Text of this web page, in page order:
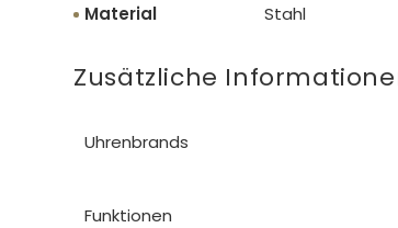
Material
Stahl
Zusätzliche
Uhrenbrands
Funktionen